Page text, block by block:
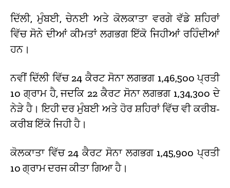
ਦਿੱਲੀ, ਮੁੰਬਈ, ਚੇਨਈ ਅਤੇ ਕੋਲਕਾਤਾ ਵਰਗੇ ਵੱਡੇ ਸ਼ਹਿਰਾਂ
ਵਿੱਚ ਸੋਨੇ ਦੀਆਂ ਕੀਮਤਾਂ ਲਗਭਗ ਇੱਕੋ ਜਿਹੀਆਂ ਰਹਿੰਦੀਆਂ
ਹਨ।
ਨਵੀਂ ਦਿੱਲੀ ਵਿੱਚ 24 ਕੈਰਟ ਸੋਨਾ ਲਗਭਗ ₹1,46,500 ਪ੍ਰਤੀ
10 ਗ੍ਰਾਮ ਹੈ, ਜਦਕਿ 22 ਕੈਰਟ ਸੋਨਾ ਲਗਭਗ ₹1,34,300 ਦੇ
ਨੇੜੇ ਹੈ। ਇਹੀ ਦਰ ਮੁੰਬਈ ਅਤੇ ਹੋਰ ਸ਼ਹਿਰਾਂ ਵਿੱਚ ਵੀ ਕਰੀਬ-
ਕਰੀਬ ਇੱਕੋ ਜਿਹੀ ਹੈ।
ਕੋਲਕਾਤਾ ਵਿੱਚ 24 ਕੈਰਟ ਸੋਨਾ ਲਗਭਗ ₹1,45,900 ਪ੍ਰਤੀ
10 ਗ੍ਰਾਮ ਦਰਜ ਕੀਤਾ ਗਿਆ ਹੈ।